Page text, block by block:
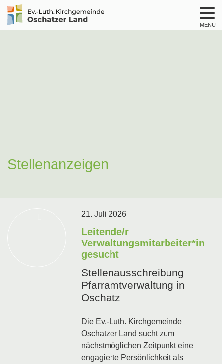
Logo
MENU
Stellenanzeigen
21. Juli 2026
Leitende/r
Verwaltungsmitarbeiter*in
gesucht
Stellenausschreibung
Pfarramtverwaltung in
Oschatz
Die Ev.-Luth. Kirchgemeinde
Oschatzer Land sucht zum
nächstmöglichen Zeitpunkt eine
engagierte Persönlichkeit als